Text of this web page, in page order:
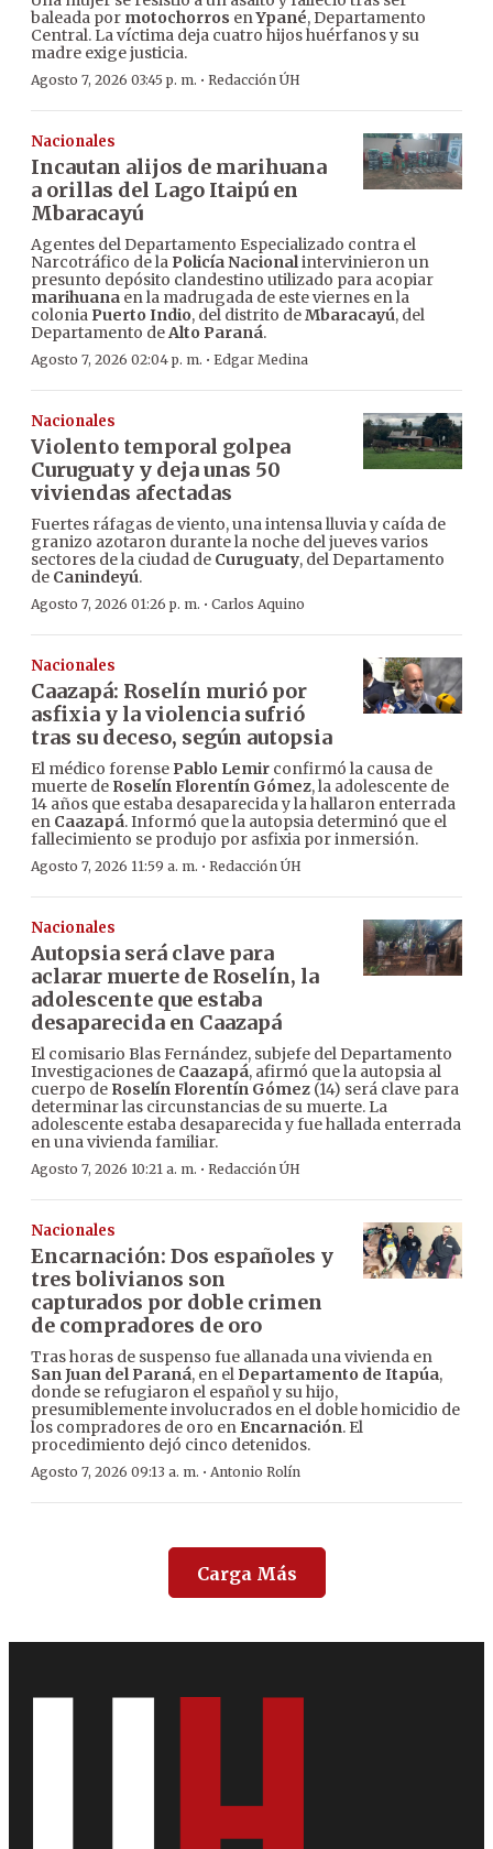
baleada por motochorros enYpané, Departamento
Central. La víctima deja cuatro hijos huérfanos y su
madre exige justicia.
Agosto 7, 2026 03:45 p. m. · Redacción ÚH
Nacionales
Incautan alijos de marihuana
a orillas del Lago Itaipú en
Mbaracayú
Agentes del Departamento Especializado contra el
Narcotráfico de la Policía Nacionalintervinieron un
presunto depósito clandestino utilizado para acopiar
marihuana en la madrugada de este viernes en la
colonia Puerto Indio, del distrito deMbaracayú, del
Departamento deAlto Paraná.
Agosto 7, 2026 02:04 p. m. · Edgar Medina
Nacionales
Violento temporal golpea
Curuguaty y deja unas 50
viviendas afectadas
Fuertes ráfagas de viento, una intensa lluvia y caída de
granizo azotaron durante la noche del jueves varios
sectores de la ciudad de Curuguaty, del Departamento
de Canindeyú.
Agosto 7, 2026 01:26 p. m. · Carlos Aquino
Nacionales
Caazapá: Roselín murió por
asfixia y la violencia sufrió
tras su deceso, según autopsia
El médico forense Pablo Lemir confirmó la causa de
muerte de Roselín Florentín Gómez, la adolescente de
14 años que estaba desaparecida y la hallaron enterrada
en Caazapá. Informó que la autopsia determinó que el
fallecimiento se produjo por asfixia por inmersión.
Agosto 7, 2026 11:59 a. m. · Redacción ÚH
Nacionales
Autopsia será clave para
aclarar muerte de Roselín, la
adolescente que estaba
desaparecida en Caazapá
El comisario Blas Fernández, subjefe del Departamento
Investigaciones de Caazapá, afirmó que la autopsia al
cuerpo de Roselín Florentín Gómez (14) será clave para
determinar las circunstancias de su muerte. La
adolescente estaba desaparecida y fue hallada enterrada
en una vivienda familiar.
Agosto 7, 2026 10:21 a. m. · Redacción ÚH
Nacionales
Encarnación: Dos españoles y
tres bolivianos son
capturados por doble crimen
de compradores de oro
Tras horas de suspenso fue allanada una vivienda en
San Juan del Paraná, en el Departamento de Itapúa,
donde se refugiaron el español y su hijo,
presumiblemente involucrados en el doble homicidio de
los compradores de oro en Encarnación. El
procedimiento dejó cinco detenidos.
Agosto 7, 2026 09:13 a. m. · Antonio Rolín
Carga Más